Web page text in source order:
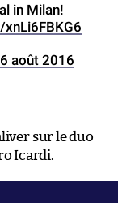
in Milan!
août 2016
sur le duo
Icardi.